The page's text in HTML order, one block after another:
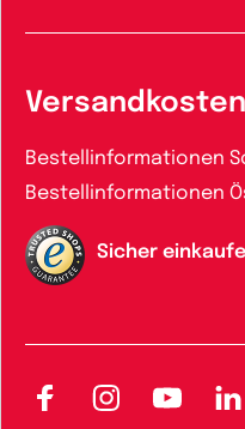
Bestellinformationen
Bestellinformationen
Sicher
FacebookInstagramYouTube